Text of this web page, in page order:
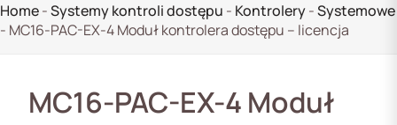
Home-Systemy kontroli dostępu - Kontrolery-Systemowe
- MC16-PAC-EX-4 Moduł kontrolera dostępu – licencja
MC16-PAC-EX-4 Moduł